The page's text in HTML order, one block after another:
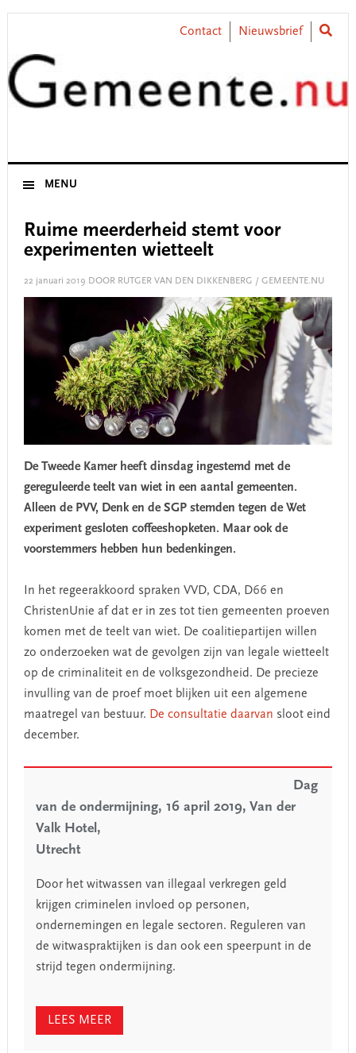
Skip
primary
navigation
Skip
content
Skip
primary
sidebar
Skip
footer
Contact Nieuwsbrief
MENU
Ruime meerderheid stemt voor
experimenten wietteelt
22 januari 2019 DOOR RUTGER VAN DEN DIKKENBERG / GEMEENTE.NU
De Tweede Kamer heeft dinsdag ingestemd met de
gereguleerde teelt van wiet in een aantal gemeenten.
Alleen de PVV, Denk en de SGP stemden tegen de Wet
experiment gesloten coffeeshopketen. Maar ook de
voorstemmers hebben hun bedenkingen.
In het regeerakkoord spraken VVD, CDA, D66 en
ChristenUnie af dat er in zes tot tien gemeenten proeven
komen met de teelt van wiet. De coalitiepartijen willen
zo onderzoeken wat de gevolgen zijn van legale wietteelt
op de criminaliteit en de volksgezondheid. De precieze
invulling van de proef moet blijken uit een algemene
maatregel van bestuur. De consultatie daarvan sloot eind
december.
Dag
van de ondermijning, 16 april 2019, Van der
Valk Hotel,
Utrecht
Door het witwassen van illegaal verkregen geld
krijgen criminelen invloed op personen,
ondernemingen en legale sectoren. Reguleren van
de witwaspraktijken is dan ook een speerpunt in de
strijd tegen ondermijning.
LEES MEER